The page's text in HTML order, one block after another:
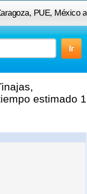
PUE, México a
de Morelos, 05370
estimado 1